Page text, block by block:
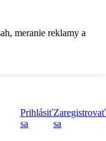
meranie reklamy a
Prihlásiť
sa
Zaregistrovať
sa